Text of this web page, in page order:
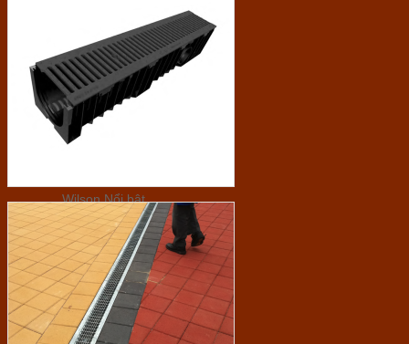
Thiết bị bếp
Baumatic UK
Hafele
Malloca
Wilson
Mavina
Á Mỹ
Sơn trang trí
Jotun
Vanir - Valspar